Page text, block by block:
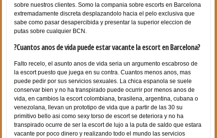
sobre nuestros clientes. Somo la compania sobre escorts en Barcelona
extremadamente discreta desplazandolo hacia el pelo exclusiva que
sabe como pasar desapercibida y presentar la superior eleccion de
putas sobre cualquier BCN.
?Cuantos anos de vida puede estar vacante la escort en Barcelona?
Falto recelo, el asunto anos de vida seri­a un argumento escabroso de
la escort puesto que juega en su contra. Cuantos menos anos, mas
puede pedir por sus servicios sexuales. La chica espanola se suele
conservar bien y no ha transpirado puede ocurrir por menos anos de
vida, en cambios la escort colombiana, brasilena, argentina, cubana o
venezolana, llevan un prototipo de vida que a partir de las 30 su
primitivo bello asi­ como sexy torso de escort se deteriora y no ha
transpirado ocurre de ser la escort de lujo a la puta de saldo que estara
vacante por poco dinero y realizando todo el mundo las servicios